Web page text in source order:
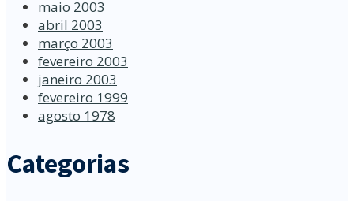
maio 2003
abril 2003
março 2003
fevereiro 2003
janeiro 2003
fevereiro 1999
agosto 1978
Categorias